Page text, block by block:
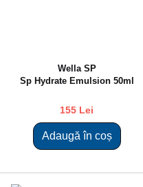
Wella SP
Sp Hydrate Emulsion 50ml
155 Lei
Adaugă în coș